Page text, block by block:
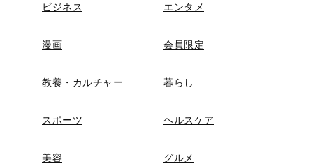
ビジネス エンタメ
漫画 会員限定
教養・カルチャー 暮らし
スポーツ ヘルスケア
美容 グルメ